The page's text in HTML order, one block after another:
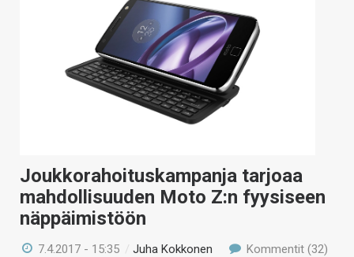
VAIHDA TEEMA
HAKU
Joukkorahoituskampanja tarjoaa
mahdollisuuden Moto Z:n fyysiseen
näppäimistöön
7.4.2017 - 15:35 /Juha Kokkonen Kommentit (32)